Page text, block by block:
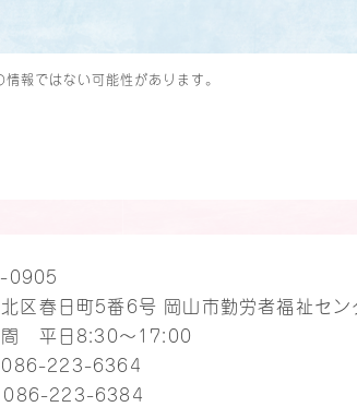
報ではない可能性があります。
0905
区春日町5番6号 岡山市勤労者福祉セ
間 平日8:30～17:00
086-223-6364
223-6384